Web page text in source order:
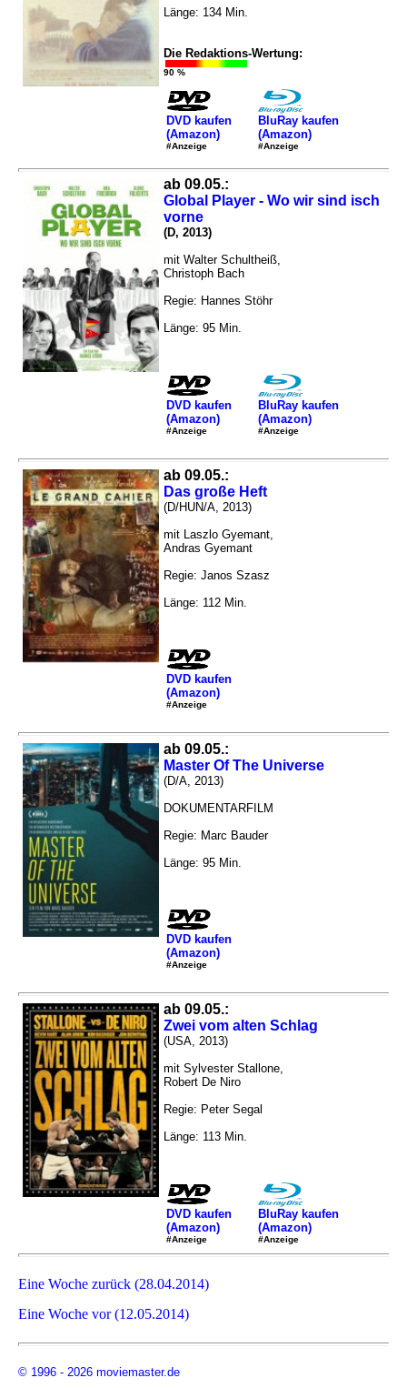
Länge: 134 Min.
Die Redaktions-Wertung:
90 %
DVD kaufen
(Amazon)
#Anzeige
BluRay kaufen
(Amazon)
#Anzeige
ab 09.05.:
Global Player - Wo wir sind isch
vorne
(D, 2013)
mit Walter Schultheiß,
Christoph Bach
Regie: Hannes Stöhr
Länge: 95 Min.
DVD kaufen
(Amazon)
#Anzeige
BluRay kaufen
(Amazon)
#Anzeige
ab 09.05.:
Das große Heft
(D/HUN/A, 2013)
mit Laszlo Gyemant,
Andras Gyemant
Regie: Janos Szasz
Länge: 112 Min.
DVD kaufen
(Amazon)
#Anzeige
ab 09.05.:
Master Of The Universe
(D/A, 2013)
DOKUMENTARFILM
Regie: Marc Bauder
Länge: 95 Min.
DVD kaufen
(Amazon)
#Anzeige
ab 09.05.:
Zwei vom alten Schlag
(USA, 2013)
mit Sylvester Stallone,
Robert De Niro
Regie: Peter Segal
Länge: 113 Min.
DVD kaufen
(Amazon)
#Anzeige
BluRay kaufen
(Amazon)
#Anzeige
Eine Woche zurück (28.04.2014)
Eine Woche vor (12.05.2014)
© 1996 - 2026 moviemaster.de